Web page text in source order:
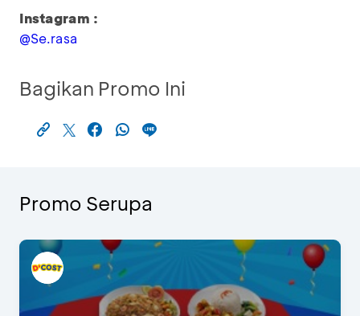
Instagram :
@Se.rasa
Bagikan Promo Ini
Promo Serupa